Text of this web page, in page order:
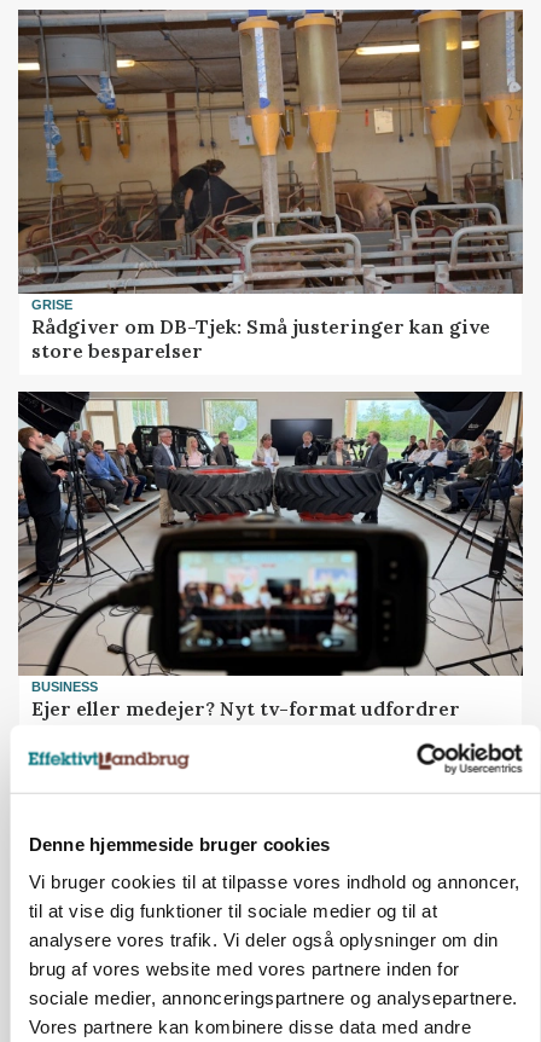
Denne hjemmeside bruger cookies
Vi bruger cookies til at tilpasse vores indhold og annoncer,
til at vise dig funktioner til sociale medier og til at
analysere vores trafik. Vi deler også oplysninger om din
brug af vores website med vores partnere inden for
sociale medier, annonceringspartnere og analysepartnere.
Vores partnere kan kombinere disse data med andre
GRISE
Rådgiver om DB-Tjek: Små justeringer kan give
store besparelser
BUSINESS
Ejer eller medejer? Nyt tv-format udfordrer